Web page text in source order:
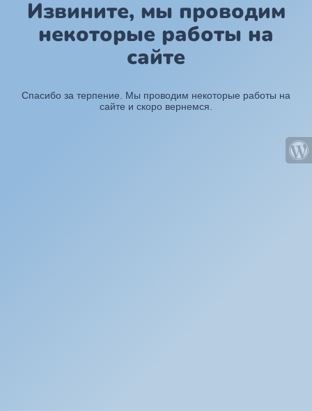
Извините, мы проводим
некоторые работы на
сайте
Спасибо за терпение. Мы проводим некоторые работы на
сайте и скоро вернемся.